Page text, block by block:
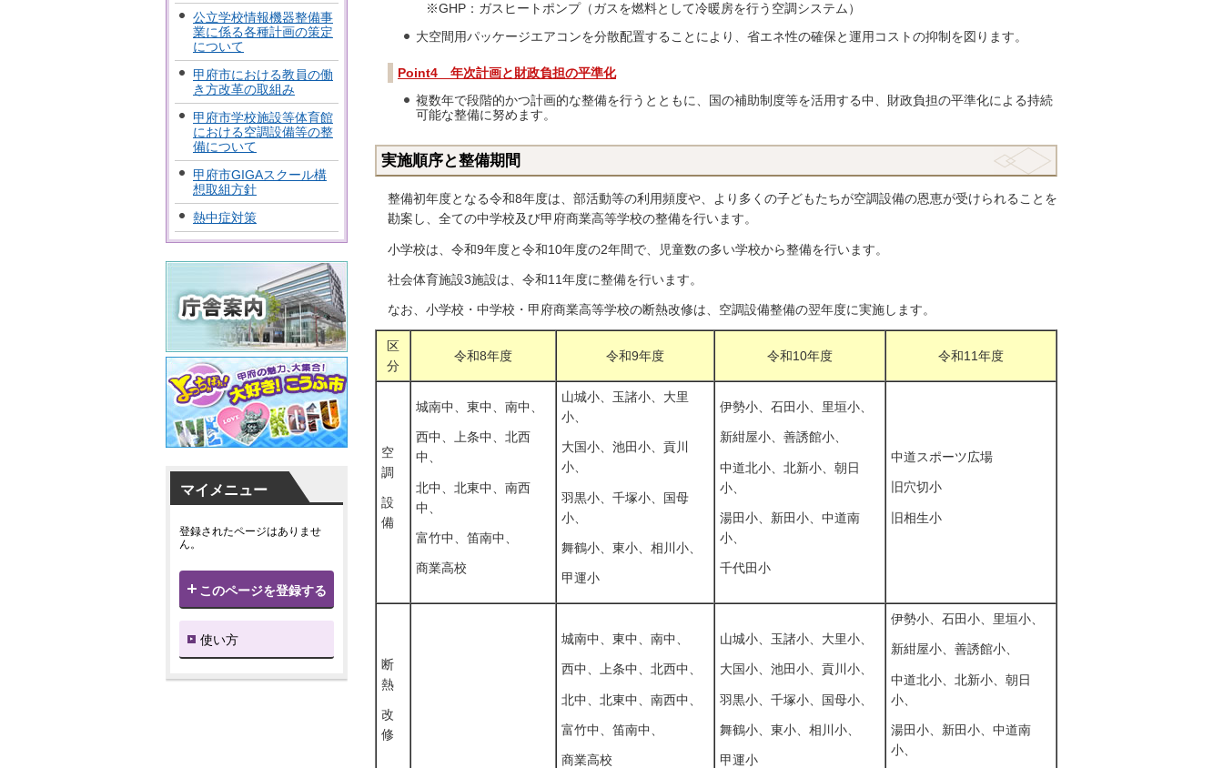
公立学校情報機器整備事
業に係る各種計画の策定
について
甲府市における教員の働
き方改革の取組み
甲府市学校施設等体育館
における空調設備等の整
備について
甲府市GIGAスクール構
想取組方針
熱中症対策
マイメニュー
登録されたページはありませ
ん。
このページを登録する
使い方
※GHP：ガスヒートポンプ（ガスを燃料として冷暖房を行う空調システム）
大空間用パッケージエアコンを分散配置することにより、省エネ性の確保と運用コストの抑制を図ります。
Point4 年次計画と財政負担の平準化
複数年で段階的かつ計画的な整備を行うとともに、国の補助制度等を活用する中、財政負担の平準化による持続
可能な整備に努めます。
実施順序と整備期間
整備初年度となる令和8年度は、部活動等の利用頻度や、より多くの子どもたちが空調設備の恩恵が受けられることを
勘案し、全ての中学校及び甲府商業高等学校の整備を行います。
小学校は、令和9年度と令和10年度の2年間で、児童数の多い学校から整備を行います。
社会体育施設3施設は、令和11年度に整備を行います。
なお、小学校・中学校・甲府商業高等学校の断熱改修は、空調設備整備の翌年度に実施します。
区
分
令和8年度 令和9年度 令和10年度 令和11年度
空
調
設
備
城南中、東中、南中、
西中、上条中、北西
中、
北中、北東中、南西
中、
富竹中、笛南中、
商業高校
山城小、玉諸小、大里
小、
大国小、池田小、貢川
小、
羽黒小、千塚小、国母
小、
舞鶴小、東小、相川小、
甲運小
伊勢小、石田小、里垣小、
新紺屋小、善誘館小、
中道北小、北新小、朝日
小、
湯田小、新田小、中道南
小、
千代田小
中道スポーツ広場
旧穴切小
旧相生小
断
熱
改
修
城南中、東中、南中、
西中、上条中、北西中、
北中、北東中、南西中、
富竹中、笛南中、
商業高校
山城小、玉諸小、大里小、
大国小、池田小、貢川小、
羽黒小、千塚小、国母小、
舞鶴小、東小、相川小、
甲運小
伊勢小、石田小、里垣小、
新紺屋小、善誘館小、
中道北小、北新小、朝日
小、
湯田小、新田小、中道南
小、